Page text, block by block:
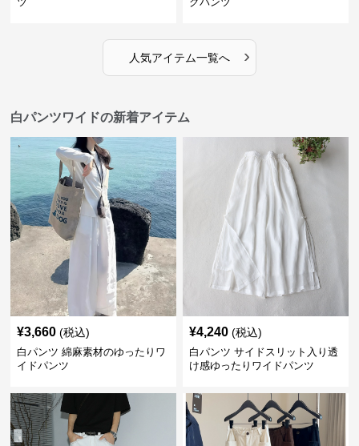
人気アイテム一覧へ ›
白パンツワイドの新着アイテム
¥3,660 (税込)
白パンツ 綿麻素材のゆったりワ
イドパンツ
¥4,240 (税込)
白パンツ サイドスリット入り透
け感ゆったりワイドパンツ